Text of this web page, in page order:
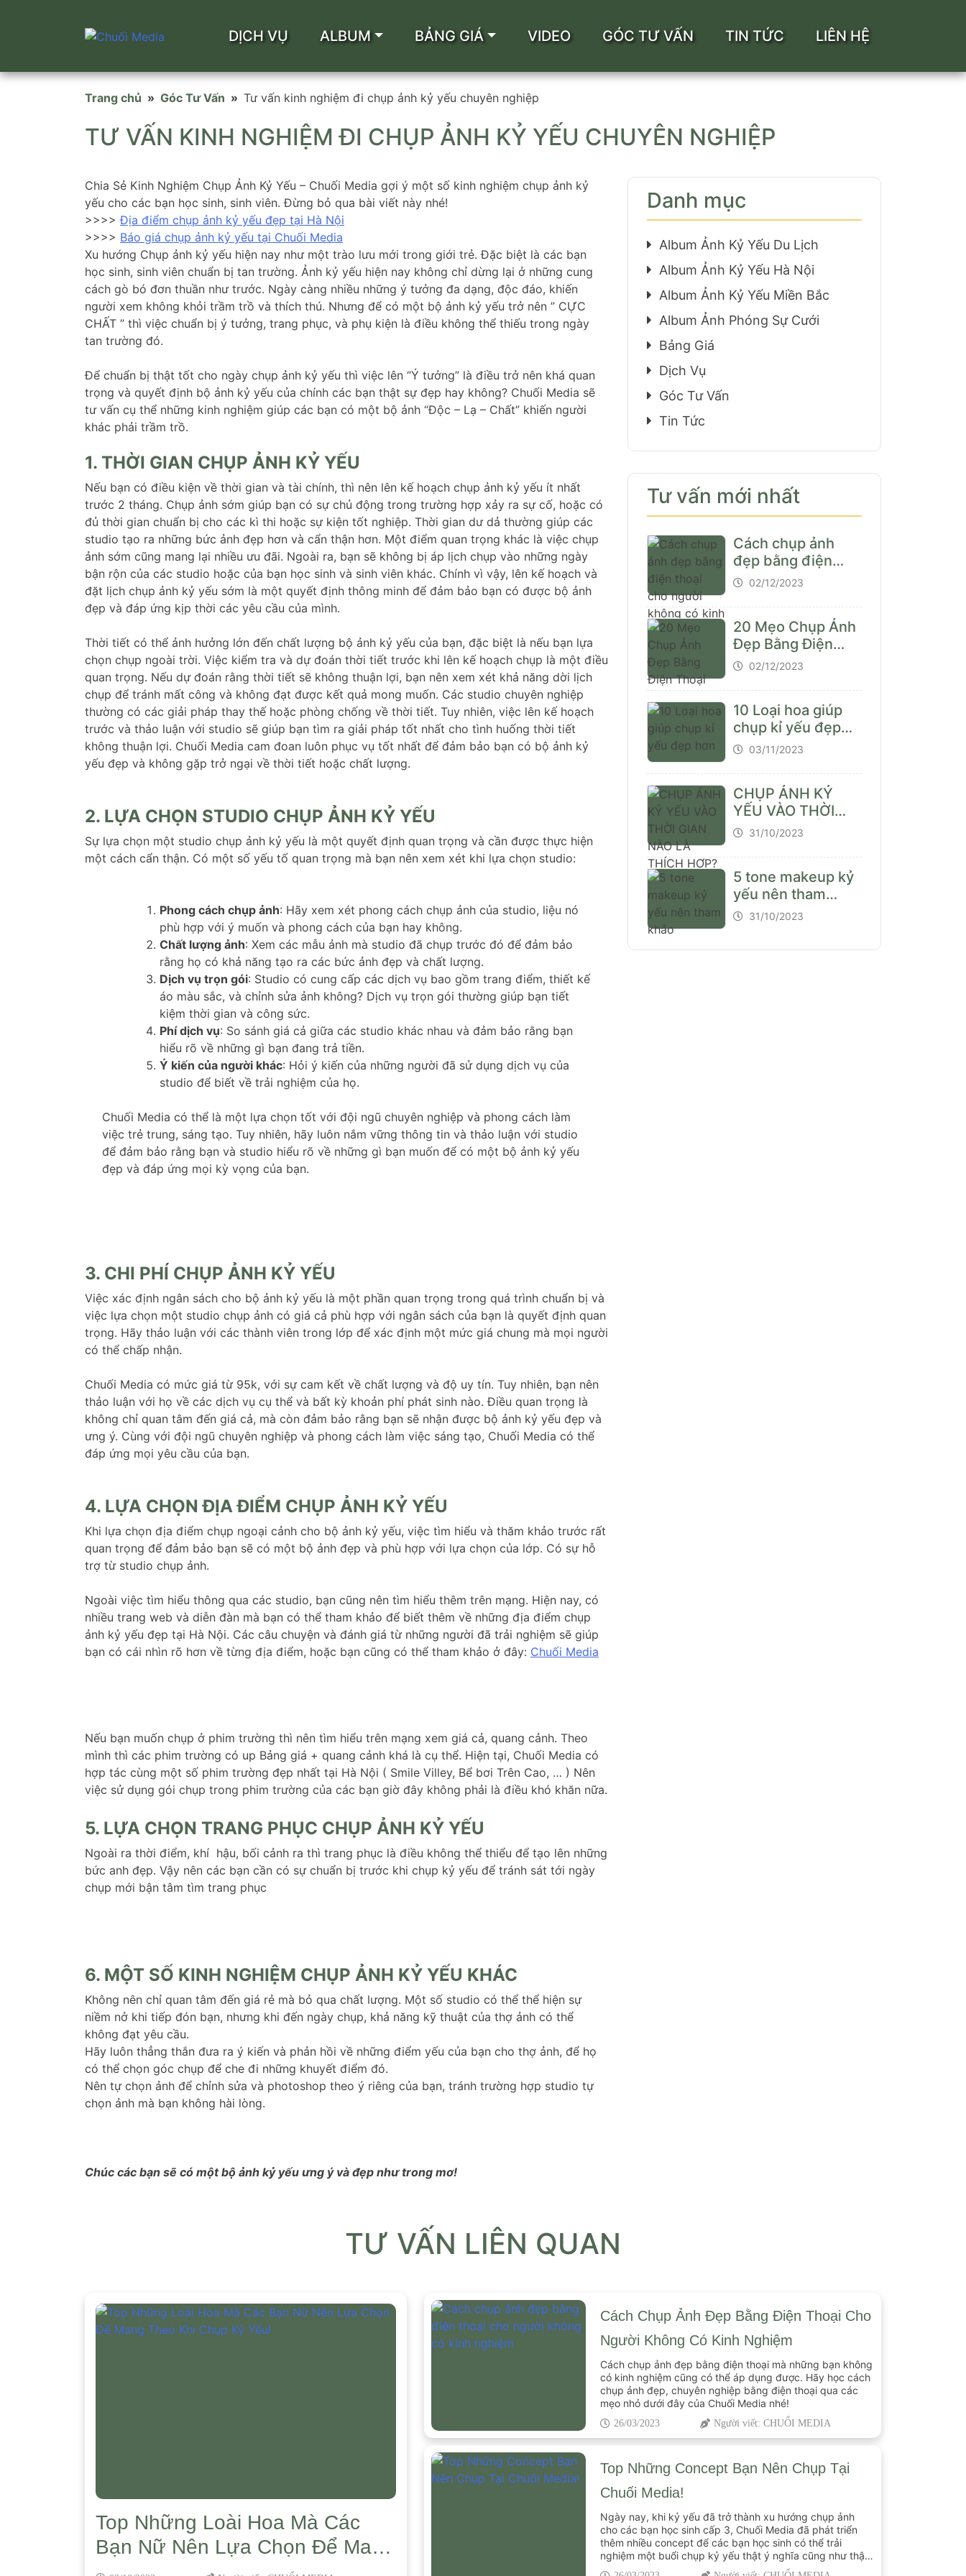
Skip
DỊCH VỤ ALBUM BẢNG GIÁ VIDEO GÓC TƯ VẤN TIN TỨC LIÊN HỆ
Trang chủ » Góc Tư Vấn » Tư vấn kinh nghiệm đi chụp ảnh kỷ yếu chuyên nghiệp
TƯ VẤN KINH NGHIỆM ĐI CHỤP ẢNH KỶ YẾU CHUYÊN NGHIỆP
Chia Sẻ Kinh Nghiệm Chụp Ảnh Kỷ Yếu – Chuối Media gợi ý một số kinh nghiệm chụp ảnh kỷ
yếu cho các bạn học sinh, sinh viên. Đừng bỏ qua bài viết này nhé!
>>>>Địa điểm chụp ảnh kỷ yếu đẹp tại Hà Nội
>>>> Báo giá chụp ảnh kỷ yếu tại Chuối Media
Xu hướng Chụp ảnh kỷ yếu hiện nay như một trào lưu mới trong giới trẻ. Đặc biệt là các bạn
học sinh, sinh viên chuẩn bị tan trường. Ảnh kỷ yếu hiện nay không chỉ dừng lại ở những cung
cách gò bó đơn thuần như trước. Ngày càng nhiều những ý tưởng đa dạng, độc đáo, khiến
người xem không khỏi trầm trồ và thích thú. Nhưng để có một bộ ảnh kỷ yếu trở nên ” CỰC
CHẤT ” thì việc chuẩn bị ý tưởng, trang phục, và phụ kiện là điều không thể thiếu trong ngày
tan trường đó.
Để chuẩn bị thật tốt cho ngày chụp ảnh kỷ yếu thì việc lên “Ý tưởng” là điều trở nên khá quan
trọng và quyết định bộ ảnh kỷ yếu của chính các bạn thật sự đẹp hay không? Chuối Media sẽ
tư vấn cụ thể những kinh nghiệm giúp các bạn có một bộ ảnh “Độc – Lạ – Chất” khiến người
khác phải trầm trồ.
1. THỜI GIAN CHỤP ẢNH KỶ YẾU
Nếu bạn có điều kiện về thời gian và tài chính, thì nên lên kế hoạch chụp ảnh kỷ yếu ít nhất
trước 2 tháng. Chụp ảnh sớm giúp bạn có sự chủ động trong trường hợp xảy ra sự cố, hoặc có
đủ thời gian chuẩn bị cho các kì thi hoặc sự kiện tốt nghiệp. Thời gian dư dả thường giúp các
studio tạo ra những bức ảnh đẹp hơn và cẩn thận hơn. Một điểm quan trọng khác là việc chụp
ảnh sớm cũng mang lại nhiều ưu đãi. Ngoài ra, bạn sẽ không bị áp lịch chụp vào những ngày
bận rộn của các studio hoặc của bạn học sinh và sinh viên khác. Chính vì vậy, lên kế hoạch và
đặt lịch chụp ảnh kỷ yếu sớm là một quyết định thông minh để đảm bảo bạn có được bộ ảnh
đẹp và đáp ứng kịp thời các yêu cầu của mình.
Thời tiết có thể ảnh hưởng lớn đến chất lượng bộ ảnh kỷ yếu của bạn, đặc biệt là nếu bạn lựa
chọn chụp ngoài trời. Việc kiểm tra và dự đoán thời tiết trước khi lên kế hoạch chụp là một điều
quan trọng. Nếu dự đoán rằng thời tiết sẽ không thuận lợi, bạn nên xem xét khả năng dời lịch
chụp để tránh mất công và không đạt được kết quả mong muốn. Các studio chuyên nghiệp
thường có các giải pháp thay thế hoặc phòng chống về thời tiết. Tuy nhiên, việc lên kế hoạch
trước và thảo luận với studio sẽ giúp bạn tìm ra giải pháp tốt nhất cho tình huống thời tiết
không thuận lợi. Chuối Media cam đoan luôn phục vụ tốt nhất để đảm bảo bạn có bộ ảnh kỷ
yếu đẹp và không gặp trở ngại về thời tiết hoặc chất lượng.
2. LỰA CHỌN STUDIO CHỤP ẢNH KỶ YẾU
Sự lựa chọn một studio chụp ảnh kỷ yếu là một quyết định quan trọng và cần được thực hiện
một cách cẩn thận. Có một số yếu tố quan trọng mà bạn nên xem xét khi lựa chọn studio:
Phong cách chụp ảnh: Hãy xem xét phong cách chụp ảnh của studio, liệu nó
phù hợp với ý muốn và phong cách của bạn hay không.
Chất lượng ảnh: Xem các mẫu ảnh mà studio đã chụp trước đó để đảm bảo
rằng họ có khả năng tạo ra các bức ảnh đẹp và chất lượng.
Dịch vụ trọn gói: Studio có cung cấp các dịch vụ bao gồm trang điểm, thiết kế
áo màu sắc, và chỉnh sửa ảnh không? Dịch vụ trọn gói thường giúp bạn tiết
kiệm thời gian và công sức.
Phí dịch vụ: So sánh giá cả giữa các studio khác nhau và đảm bảo rằng bạn
hiểu rõ về những gì bạn đang trả tiền.
Ý kiến của người khác: Hỏi ý kiến của những người đã sử dụng dịch vụ của
studio để biết về trải nghiệm của họ.
Chuối Media có thể là một lựa chọn tốt với đội ngũ chuyên nghiệp và phong cách làm
việc trẻ trung, sáng tạo. Tuy nhiên, hãy luôn nắm vững thông tin và thảo luận với studio
để đảm bảo rằng bạn và studio hiểu rõ về những gì bạn muốn để có một bộ ảnh kỷ yếu
đẹp và đáp ứng mọi kỳ vọng của bạn.
3. CHI PHÍ CHỤP ẢNH KỶ YẾU
Việc xác định ngân sách cho bộ ảnh kỷ yếu là một phần quan trọng trong quá trình chuẩn bị và
việc lựa chọn một studio chụp ảnh có giá cả phù hợp với ngân sách của bạn là quyết định quan
trọng. Hãy thảo luận với các thành viên trong lớp để xác định một mức giá chung mà mọi người
có thể chấp nhận.
Chuối Media có mức giá từ 95k, với sự cam kết về chất lượng và độ uy tín. Tuy nhiên, bạn nên
thảo luận với họ về các dịch vụ cụ thể và bất kỳ khoản phí phát sinh nào. Điều quan trọng là
không chỉ quan tâm đến giá cả, mà còn đảm bảo rằng bạn sẽ nhận được bộ ảnh kỷ yếu đẹp và
ưng ý. Cùng với đội ngũ chuyên nghiệp và phong cách làm việc sáng tạo, Chuối Media có thể
đáp ứng mọi yêu cầu của bạn.
4. LỰA CHỌN ĐỊA ĐIỂM CHỤP ẢNH KỶ YẾU
Khi lựa chọn địa điểm chụp ngoại cảnh cho bộ ảnh kỷ yếu, việc tìm hiểu và thăm khảo trước rất
quan trọng để đảm bảo bạn sẽ có một bộ ảnh đẹp và phù hợp với lựa chọn của lớp. Có sự hỗ
trợ từ studio chụp ảnh.
Ngoài việc tìm hiểu thông qua các studio, bạn cũng nên tìm hiểu thêm trên mạng. Hiện nay, có
nhiều trang web và diễn đàn mà bạn có thể tham khảo để biết thêm về những địa điểm chụp
ảnh kỷ yếu đẹp tại Hà Nội. Các câu chuyện và đánh giá từ những người đã trải nghiệm sẽ giúp
bạn có cái nhìn rõ hơn về từng địa điểm, hoặc bạn cũng có thể tham khảo ở đây: Chuối Media
Nếu bạn muốn chụp ở phim trường thì nên tìm hiểu trên mạng xem giá cả, quang cảnh. Theo
mình thì các phim trường có up Bảng giá + quang cảnh khá là cụ thể. Hiện tại, Chuối Media có
hợp tác cùng một số phim trường đẹp nhất tại Hà Nội ( Smile Villey, Bể bơi Trên Cao, … ) Nên
việc sử dụng gói chụp trong phim trường của các bạn giờ đây không phải là điều khó khăn nữa.
5. LỰA CHỌN TRANG PHỤC CHỤP ẢNH KỶ YẾU
Ngoài ra thời điểm, khí hậu, bối cảnh ra thì trang phục là điều không thể thiểu để tạo lên những
bức anh đẹp. Vậy nên các bạn cần có sự chuẩn bị trước khi chụp kỷ yếu để tránh sát tới ngày
chụp mới bận tâm tìm trang phục
6. MỘT SỐ KINH NGHIỆM CHỤP ẢNH KỶ YẾU KHÁC
Không nên chỉ quan tâm đến giá rẻ mà bỏ qua chất lượng. Một số studio có thể thể hiện sự
niềm nở khi tiếp đón bạn, nhưng khi đến ngày chụp, khả năng kỹ thuật của thợ ảnh có thể
không đạt yêu cầu.
Hãy luôn thẳng thắn đưa ra ý kiến và phản hồi về những điểm yếu của bạn cho thợ ảnh, để họ
có thể chọn góc chụp để che đi những khuyết điểm đó.
Nên tự chọn ảnh để chỉnh sửa và photoshop theo ý riêng của bạn, tránh trường hợp studio tự
chọn ảnh mà bạn không hài lòng.
Chúc các bạn sẽ có một bộ ảnh kỷ yếu ưng ý và đẹp như trong mơ!
Danh mục
Album Ảnh Kỷ Yếu Du Lịch
Album Ảnh Kỷ Yếu Hà Nội
Album Ảnh Kỷ Yếu Miền Bắc
Album Ảnh Phóng Sự Cưới
Bảng Giá
Dịch Vụ
Góc Tư Vấn
Tin Tức
Tư vấn mới nhất
Cách chụp ảnh
đẹp bằng điện
thoại cho người
nghiệm
02/12/2023
20 Mẹo Chụp Ảnh
Đẹp Bằng Điện
Thoại
02/12/2023
10 Loại hoa giúp
chụp kỉ yếu đẹp
hơn03/11/2023
CHỤP ẢNH KỶ
YẾU VÀO THỜI
GIAN NÀO LÀ
31/10/2023
5 tone makeup kỷ
yếu nên tham
khảo31/10/2023
TƯ VẤN LIÊN QUAN
Top Những Loài Hoa Mà Các
Bạn Nữ Nên Lựa Chọn Để Mang
Theo Khi Chụp Kỷ Yếu!
Cách Chụp Ảnh Đẹp Bằng Điện Thoại Cho
Người Không Có Kinh Nghiệm
Cách chụp ảnh đẹp bằng điện thoại mà những bạn không
có kinh nghiệm cũng có thể áp dụng được. Hãy học cách
chụp ảnh đẹp, chuyên nghiệp bằng điện thoại qua các
mẹo nhỏ dưới đây của Chuối Media nhé!
26/03/2023 Người viết: CHUỔI MEDIA
Top Những Concept Bạn Nên Chụp Tại
Chuối Media!
Ngày nay, khi kỷ yếu đã trở thành xu hướng chụp ảnh
cho các bạn học sinh cấp 3, Chuối Media đã phát triển
thêm nhiều concept để các bạn học sinh có thể trải
nghiệm một buổi chụp kỷ yếu thật ý nghĩa cũng như thật
ưng ý nhất. Vậy sau đây, hãy cùng […]